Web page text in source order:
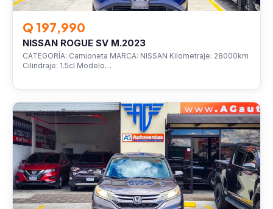
Q 197,990
NISSAN ROGUE SV M.2023
CATEGORÍA: Camioneta MARCA: NISSAN Kilometraje: 28000km
Cilindraje: 1.5cl Modelo…
VEHÍCULOS